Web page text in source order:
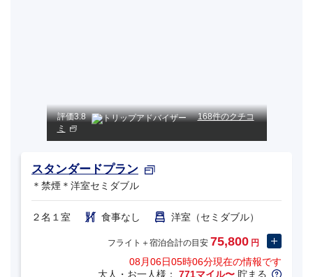
評価3.8
168件のクチコ
ミ
スタンダードプラン
＊禁煙＊洋室セミダブル
２名１室 食事なし 洋室（セミダブル）
フライト＋宿泊合計の目安 75,800 円
08月06日05時06分現在の情報です
大人・お一人様： 771マイル〜 貯まる